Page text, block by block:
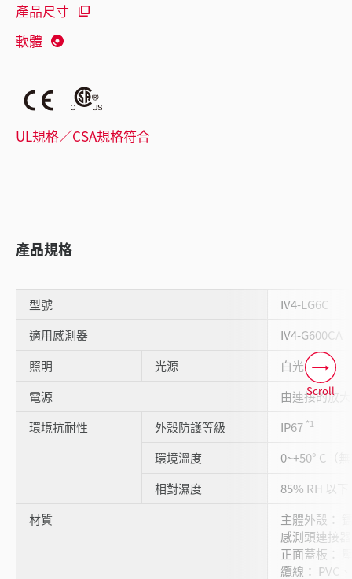
產品尺寸
軟體
UL規格／CSA規格符合
產品規格
型號
IV4-LG6C
適用感測器
IV4-G600CA
照明
光源
白光 LED
電源
由連接的放
環境抗耐性
外殼防護等級 IP67 *1
環境溫度
0~+50° C（
相對濕度
85% RH 以
材質
主體外殼：
感測頭連接
正面蓋板：
纜線： PVC
Scroll